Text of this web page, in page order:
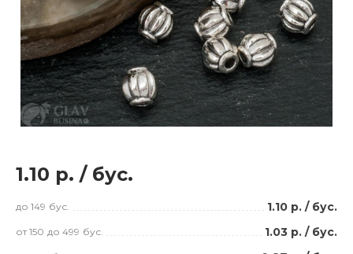
1.10 р. / бус.
до 149 бус. 1.10 р. / бус.
от 150 до 499 бус. 1.03 р. / бус.